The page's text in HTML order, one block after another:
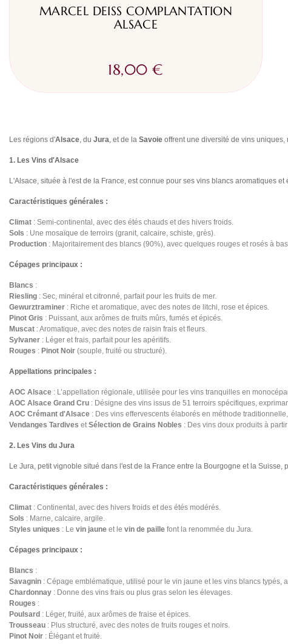
MARCEL DEISS COMPLANTATION
ALSACE
18,00 €
Les régions d'Alsace, du Jura, et de la Savoie offrent une diversité de vins
1. Les Vins d'Alsace
L'Alsace, située à l'est de la France, est connue pour ses vins blancs aromatiques
Caractéristiques générales :
Climat : Semi-continental, avec des étés chauds et des hivers froids.
Sols : Une mosaïque de terroirs (granit, calcaire, schiste, grès).
Production : Majoritairement des blancs (90%), avec quelques rouges et rosés à
Cépages principaux :
Blancs :
Riesling : Sec, minéral et citronné, parfait pour les fruits de mer.
Gewurztraminer : Riche et aromatique, avec des notes de litchi, rose et épices.
Pinot Gris : Puissant, aux arômes de fruits mûrs, fumés et épicés.
Muscat : Aromatique, avec des notes de raisin frais et fleurs.
Sylvaner : Léger et frais, parfait pour les apéritifs.
Rouges : Pinot Noir (souple, fruité ou structuré).
Appellations principales :
AOC Alsace : L’appellation régionale, utilisée pour les vins tranquilles en
AOC Alsace Grand Cru : Désigne des vins issus de 51 terroirs spécifiques,
AOC Crémant d'Alsace : Des vins effervescents élaborés en méthode
Vendanges Tardives etSélection de Grains Nobles : Des vins doux produits à
2. Les Vins du Jura
Le Jura, petit vignoble situé dans l'est de la France entre la Bourgogne et la
Caractéristiques générales :
Climat : Continental, avec des hivers froids et des étés modérés.
Sols : Marne, calcaire, argile.
Styles uniques : Le vin jaune et le vin de paille font la renommée du Jura.
Cépages principaux :
Blancs :
Savagnin : Cépage emblématique, utilisé pour le vin jaune et les vins blancs typés,
Chardonnay : Donne des vins frais ou plus gras selon les élevages.
Rouges :
Poulsard : Léger, fruité, aux arômes de fraise et épices.
Trousseau : Plus structuré, avec des notes de fruits rouges et noirs.
Pinot Noir : Élégant et fruité.